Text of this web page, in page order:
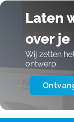
Laten
over
Wij zetten
ontwerp